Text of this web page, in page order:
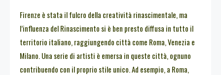
Firenze è stata il fulcro della creatività rinascimentale, ma
l’influenza del Rinascimento si è ben presto diffusa in tutto il
territorio italiano, raggiungendo città come Roma, Venezia e
Milano. Una serie di artisti è emersa in queste città, ognuno
contribuendo con il proprio stile unico. Ad esempio, a Roma,